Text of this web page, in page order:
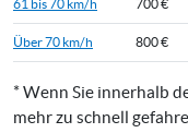
61 bis 70 km/h 700 €
Über 70 km/h 800 €
* Wenn Sie innerhalb
mehr zu schnell